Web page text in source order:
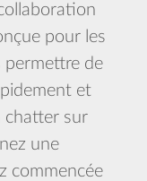
pour les
permettre de
et
chatter sur
une
commencée